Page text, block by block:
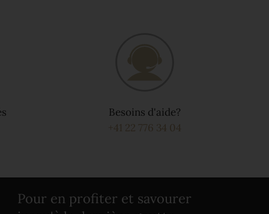
Besoins d'aide?
+41 22 776 34 04
Pour en profiter et savourer